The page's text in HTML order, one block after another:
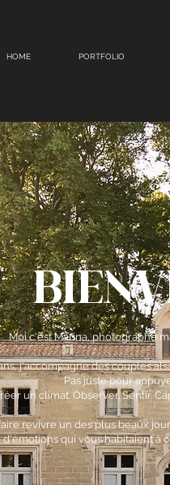
HOME PORTFOLIO
Moi c'est Marina, photographe
j'accompagne des couples
Pas juste pour
un climat. Observer. Sentir.
revivre un des plus beaux
qui vous habitaient à